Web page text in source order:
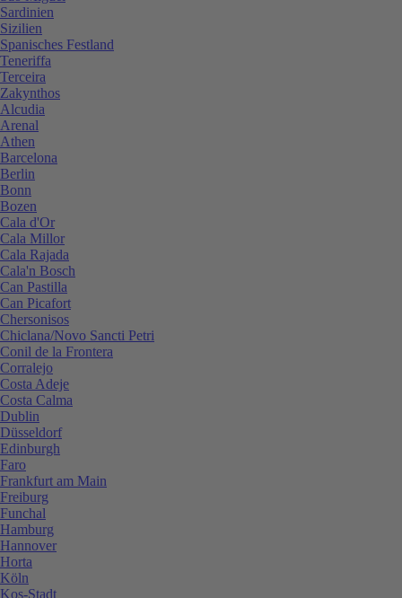
Sardinien
Sizilien
Spanisches Festland
Teneriffa
Terceira
Zakynthos
Alcudia
Arenal
Athen
Barcelona
Berlin
Bonn
Bozen
Cala d'Or
Cala Millor
Cala Rajada
Cala'n Bosch
Can Pastilla
Can Picafort
Chersonisos
Chiclana/Novo Sancti Petri
Conil de la Frontera
Corralejo
Costa Adeje
Costa Calma
Dublin
Düsseldorf
Edinburgh
Faro
Frankfurt am Main
Freiburg
Funchal
Hamburg
Hannover
Horta
Köln
Kos-Stadt